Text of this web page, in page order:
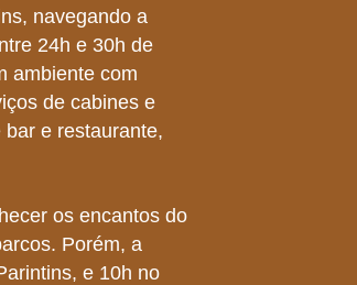
navegando a
24h e 30h de
ambiente com
de cabines e
e restaurante,
os encantos do
Porém, a
e 10h no